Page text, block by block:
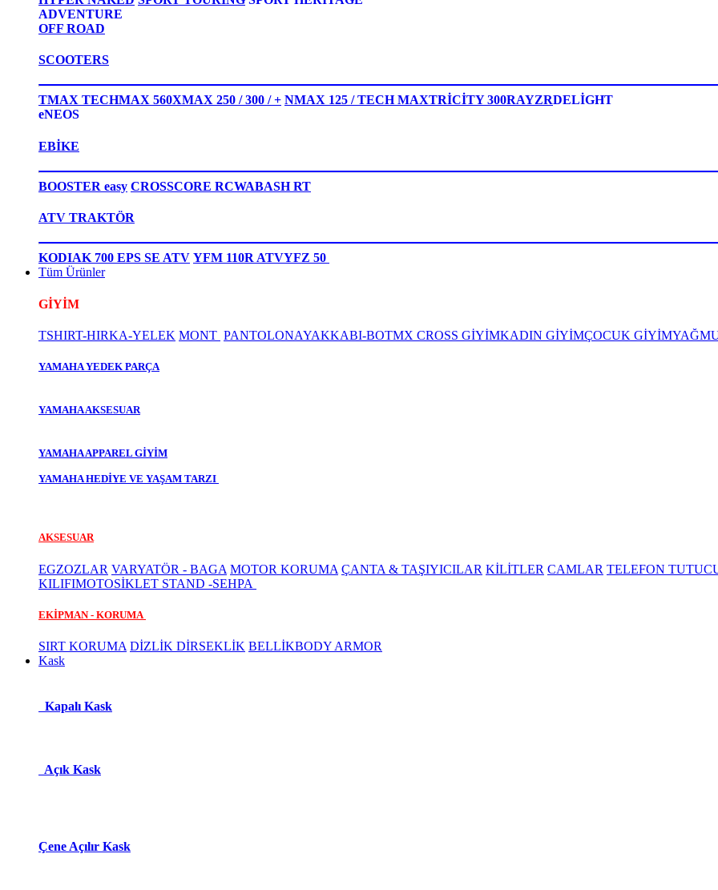
ADVENTURE
OFF ROAD
SCOOTERS
TMAX TECHMAX 560XMAX 250 / 300 / + NMAX 125 / TECH MAXTRİCİTY 300RAYZRDELİGHT
eNEOS
EBİKE
BOOSTER easy CROSSCORE RCWABASH RT
ATV TRAKTÖR
KODIAK 700 EPS SE ATV YFM 110R ATVYFZ 50
Tüm Ürünler
GİYİM
TSHIRT-HIRKA-YELEK MONT PANTOLONAYAKKABI-BOTMX CROSS GİYİMKADIN GİYİMÇOCUK GİYİM
YAMAHA YEDEK PARÇA
YAMAHA AKSESUAR
YAMAHA APPAREL GİYİM
YAMAHA HEDİYE VE YAŞAM TARZI
AKSESUAR
EGZOZLAR VARYATÖR - BAGA MOTOR KORUMA ÇANTA & TAŞIYICILAR KİLİTLER CAMLAR TELEFON
KILIFIMOTOSİKLET STAND -SEHPA
EKİPMAN - KORUMA
SIRT KORUMA DİZLİK DİRSEKLİK BELLİKBODY ARMOR
Kask
Kapalı Kask
Açık Kask
Çene Açılır Kask